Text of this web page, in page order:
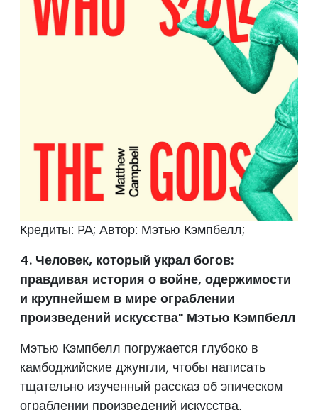
Кредиты: PA; Автор: Мэтью Кэмпбелл;
4. Человек, который украл богов:
правдивая история о войне, одержимости
и крупнейшем в мире ограблении
произведений искусства" Мэтью Кэмпбелл
Мэтью Кэмпбелл погружается глубоко в
камбоджийские джунгли, чтобы написать
тщательно изученный рассказ об эпическом
ограблении произведений искусства,